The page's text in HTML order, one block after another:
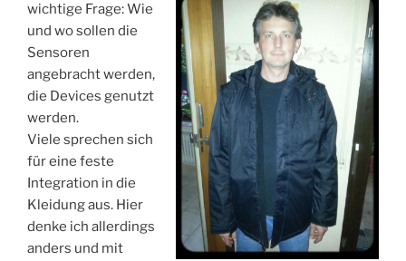
wichtige Frage: Wie
und wo sollen die
Sensoren
angebracht werden,
die Devices genutzt
werden.
Viele sprechen sich
für eine feste
Integration in die
Kleidung aus. Hier
denke ich allerdings
anders und mit